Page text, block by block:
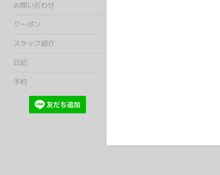
お問い合わせ
クーポン
スタッフ紹介
日記
予約